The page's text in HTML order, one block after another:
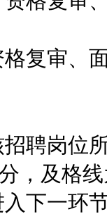
审、面
岗位所
，及格
下一环